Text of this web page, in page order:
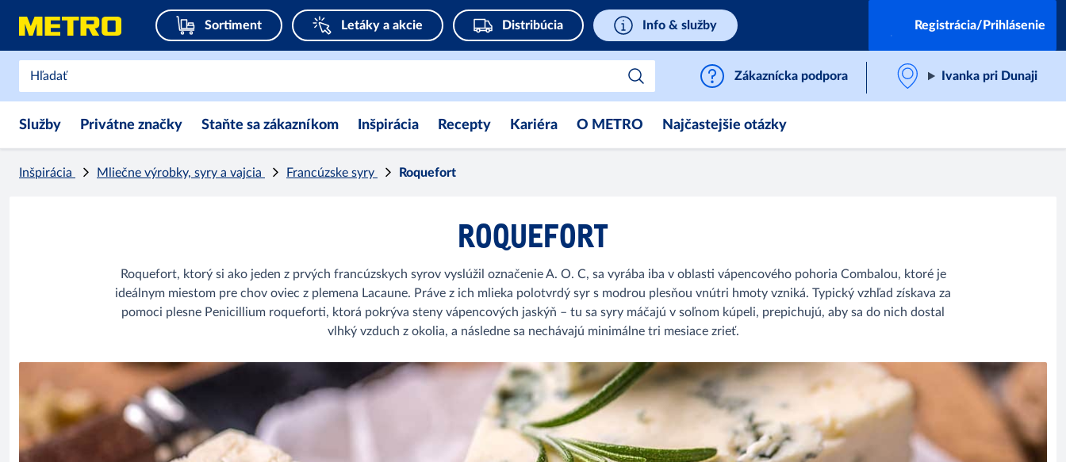
Sortiment Letáky a akcie Distribúcia Info & služby Registrácia/Prihlásenie
Zákaznícka podpora Ivanka pri Dunaji
Služby Privátne značky Staňte sa zákazníkom Inšpirácia Recepty Kariéra O METRO Najčastejšie otázky
Inšpirácia Mliečne výrobky, syry a vajcia Francúzske syry Roquefort
ROQUEFORT
Roquefort, ktorý si ako jeden z prvých francúzskych syrov vyslúžil označenie A. O. C, sa vyrába iba v oblasti vápencového pohoria Combalou, ktoré je
ideálnym miestom pre chov oviec z plemena Lacaune. Práve z ich mlieka polotvrdý syr s modrou plesňou vnútri hmoty vzniká. Typický vzhľad získava za
pomoci plesne Penicillium roqueforti, ktorá pokrýva steny vápencových jaskýň – tu sa syry máčajú v soľnom kúpeli, prepichujú, aby sa do nich dostal
vlhký vzduch z okolia, a následne sa nechávajú minimálne tri mesiace zrieť.